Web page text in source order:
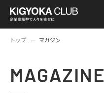
トップ マガジン
MAGAZINE